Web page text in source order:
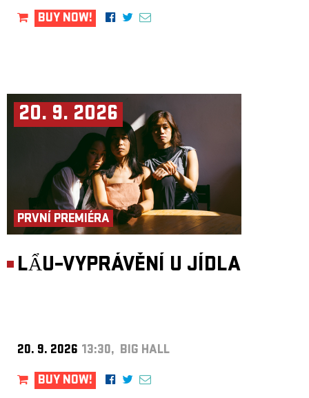
BUY NOW!
20. 9. 2026
PRVNÍ PREMIÉRA
LẨU–VYPRÁVĚNÍ U JÍDLA
20. 9. 2026 13:30, BIG HALL
BUY NOW!